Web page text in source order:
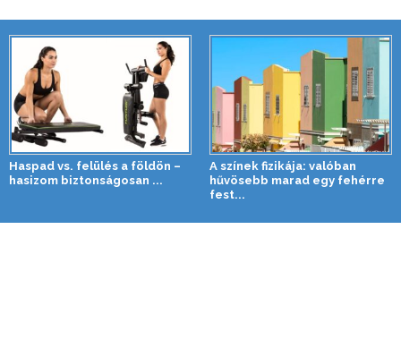
Haspad vs. felülés a földön –
hasizom biztonságosan ...
A színek fizikája: valóban
hűvösebb marad egy fehérre
fest...